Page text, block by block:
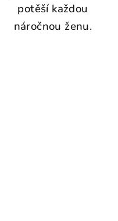
potěší každou
náročnou ženu.